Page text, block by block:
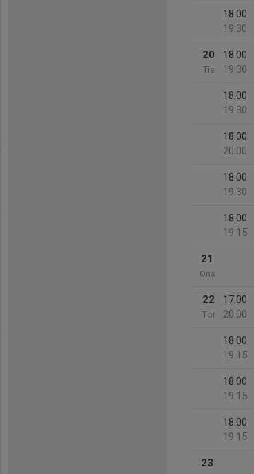
18:00
19:30
20
Tis
18:00
19:30
18:00
19:30
18:00
20:00
18:00
19:30
18:00
19:15
21
Ons
22
Tor
17:00
20:00
18:00
19:15
18:00
19:15
18:00
19:15
23